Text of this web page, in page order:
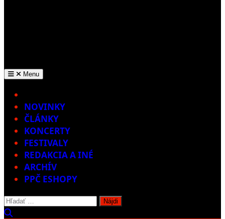
Menu
NOVINKY
ČLÁNKY
KONCERTY
FESTIVALY
REDAKCIA A INÉ
ARCHÍV
PPČ ESHOPY
Hľadať: